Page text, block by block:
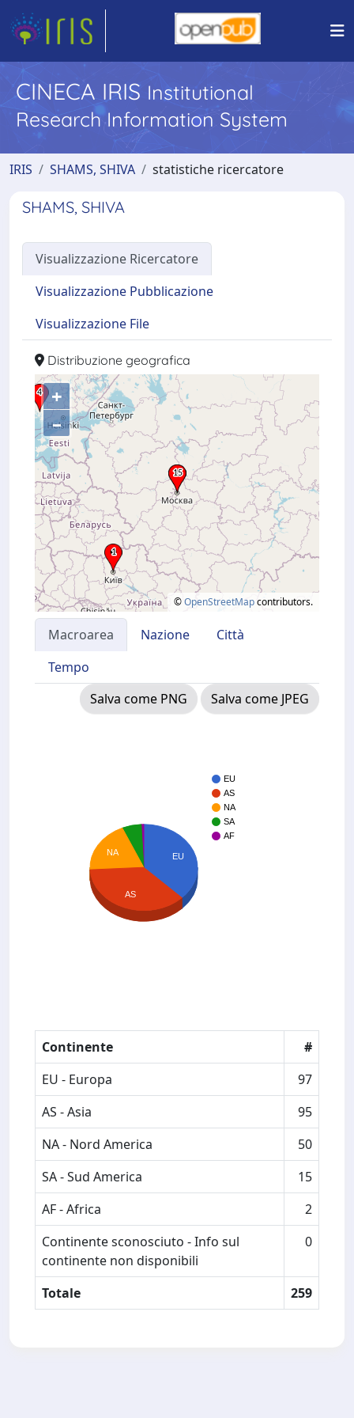
CINECA IRIS Institutional
Research Information System
IRIS SHAMS, SHIVA statistiche ricercatore
SHAMS, SHIVA
Visualizzazione Ricercatore
Visualizzazione Pubblicazione
Visualizzazione File
Distribuzione geografica
+
–
©OpenStreetMapcontributors.
Macroarea Nazione
Città
Tempo
Salva come PNG
Salva come JPEG
EU
AS
NA
SA
AF
EU
NA
AS
Continente
#
EU - Europa
97
AS - Asia
95
NA - Nord America
50
SA - Sud America
15
AF - Africa
2
Continente sconosciuto - Info sul
continente non disponibili
0
Totale 259